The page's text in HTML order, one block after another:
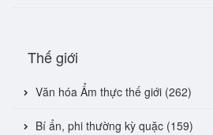
Thế giới
Văn hóa Ẩm thực thế giới (262)
Bí ẩn, phi thường kỳ quặc (159)